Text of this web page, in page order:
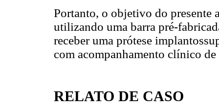
Portanto, o objetivo do presente
utilizando uma barra pré-
receber uma prótese
com acompanhamento clínico de
RELATO DE CASO